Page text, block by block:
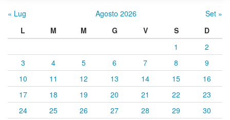
« Lug Agosto 2026
Set »
L
M M G V S
D
1
2
3
4 5 6 7 8
9
10
11 12 13 14 15
16
17
18 19 20 21 22
23
24
25 26 27 28 29
30